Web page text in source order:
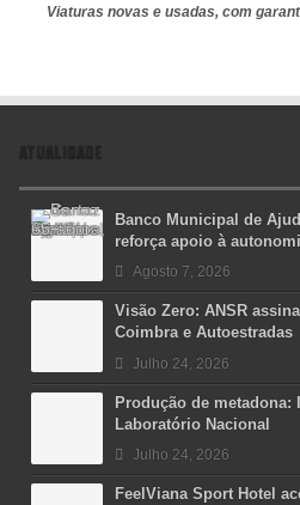
Viaturas novas e usadas, com
ATUALIDADE
Banco Municipal de
reforça apoio à
Agosto 7, 2026
Visão Zero: ANSR
Coimbra e Autoestradas
Julho 24, 2026
Produção de metadona:
Laboratório Nacional
Julho 24, 2026
FeelViana Sport Hotel